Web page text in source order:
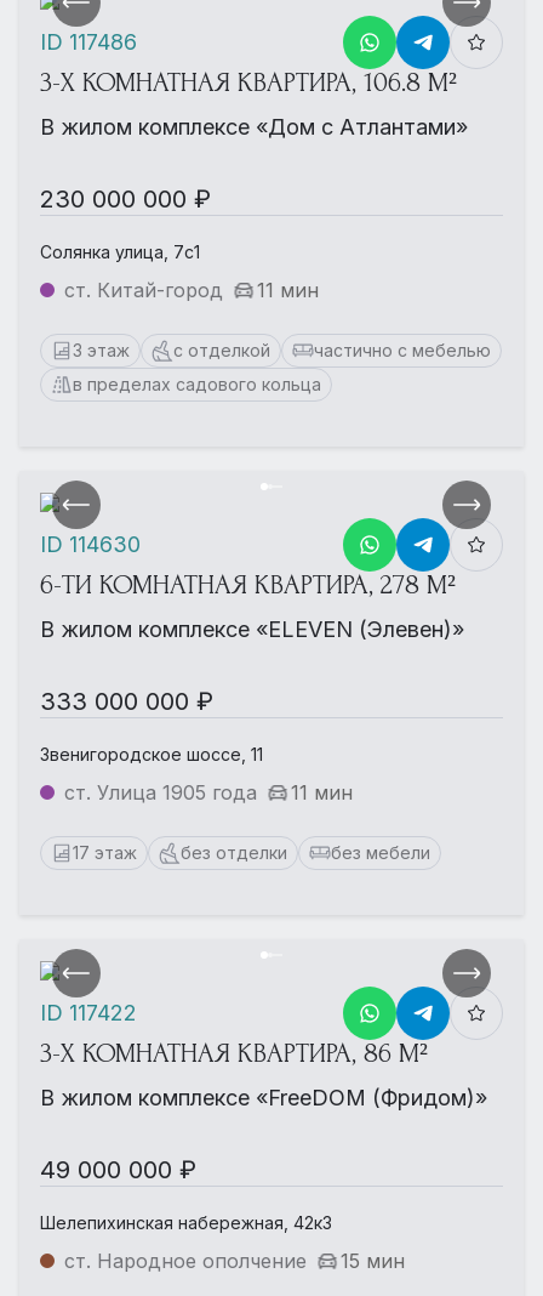
3-Х КОМНАТНАЯ КВАРТИРА, 106.8 М²
В жилом комплексе «Дом с Атлантами»
230 000 000 ₽
Солянка улица, 7с1
ст. Китай-город 11 мин
3 этаж с отделкой
частично с мебелью
в пределах садового кольца
ID 117486
6-ТИ КОМНАТНАЯ КВАРТИРА, 278 М²
В жилом комплексе «ELEVEN (Элевен)»
333 000 000 ₽
Звенигородское шоссе, 11
ст. Улица 1905 года 11 мин
17 этаж без отделки без мебели
ID 114630
3-Х КОМНАТНАЯ КВАРТИРА, 86 М²
В жилом комплексе «FreeDOM (Фридом)»
49 000 000 ₽
Шелепихинская набережная, 42к3
ст. Народное ополчение
15 мин
ID 117422